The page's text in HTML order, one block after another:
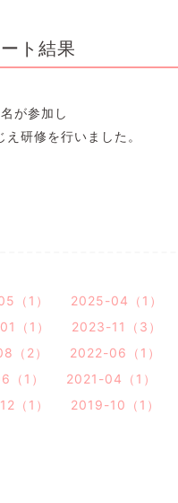
ト結果
が参加し
研修を行いました。
（1） 2025-04（1）
（1） 2023-11（3）
（2） 2022-06（1）
（1） 2021-04（1）
（1） 2019-10（1）